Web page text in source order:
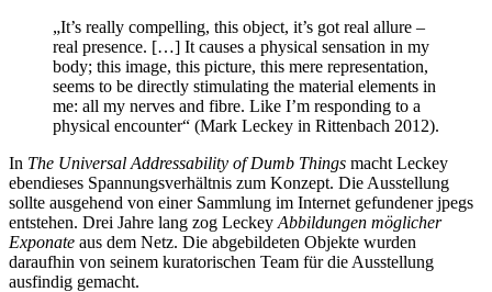
„It’s really compelling, this object, it’s got real allure –
real presence. […] It causes a physical sensation in my
body; this image, this picture, this mere representation,
seems to be directly stimulating the material elements in
me: all my nerves and fibre. Like I’m responding to a
physical encounter“ (Mark Leckey in Rittenbach 2012).
In The Universal Addressability of Dumb Things macht Leckey
ebendieses Spannungsverhältnis zum Konzept. Die Ausstellung
sollte ausgehend von einer Sammlung im Internet gefundener jpegs
entstehen. Drei Jahre lang zog Leckey Abbildungen möglicher
Exponate aus dem Netz. Die abgebildeten Objekte wurden
daraufhin von seinem kuratorischen Team für die Ausstellung
ausfindig gemacht.